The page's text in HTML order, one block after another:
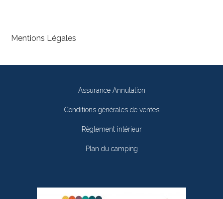
Mentions Légales
Assurance Annulation
Conditions générales de ventes
Règlement intérieur
Plan du camping